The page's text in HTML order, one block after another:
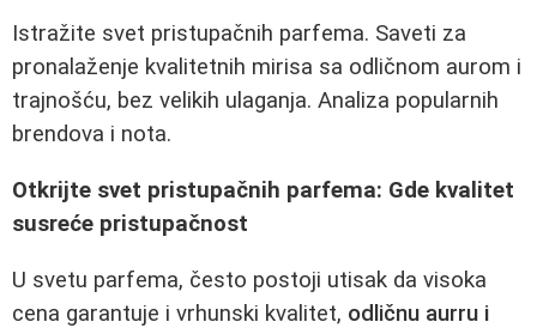
Istražite svet pristupačnih parfema. Saveti za
pronalaženje kvalitetnih mirisa sa odličnom aurom i
trajnošću, bez velikih ulaganja. Analiza popularnih
brendova i nota.
Otkrijte svet pristupačnih parfema: Gde kvalitet
susreće pristupačnost
U svetu parfema, često postoji utisak da visoka
cena garantuje i vrhunski kvalitet, odličnu aurru i